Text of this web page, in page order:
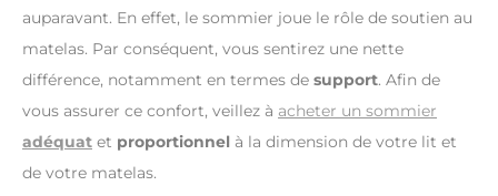
auparavant. En effet, le sommier joue le rôle de soutien au
matelas. Par conséquent, vous sentirez une nette
différence, notamment en termes de support. Afin de
vous assurer ce confort, veillez à acheter un sommier
adéquat et proportionnel à la dimension de votre lit et
de votre matelas.